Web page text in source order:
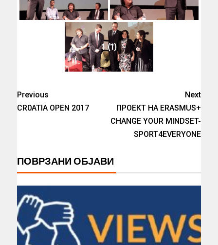
1 (1)
Previous
CR0ATIA OPEN 2017
Next
ПРОЕКТ НА ERASMUS+
CHANGE YOUR MINDSET-
SPORT4EVERYONE
ПОВРЗАНИ ОБЈАВИ